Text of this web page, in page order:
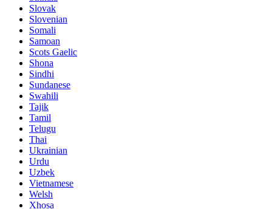
Slovak
Slovenian
Somali
Samoan
Scots Gaelic
Shona
Sindhi
Sundanese
Swahili
Tajik
Tamil
Telugu
Thai
Ukrainian
Urdu
Uzbek
Vietnamese
Welsh
Xhosa